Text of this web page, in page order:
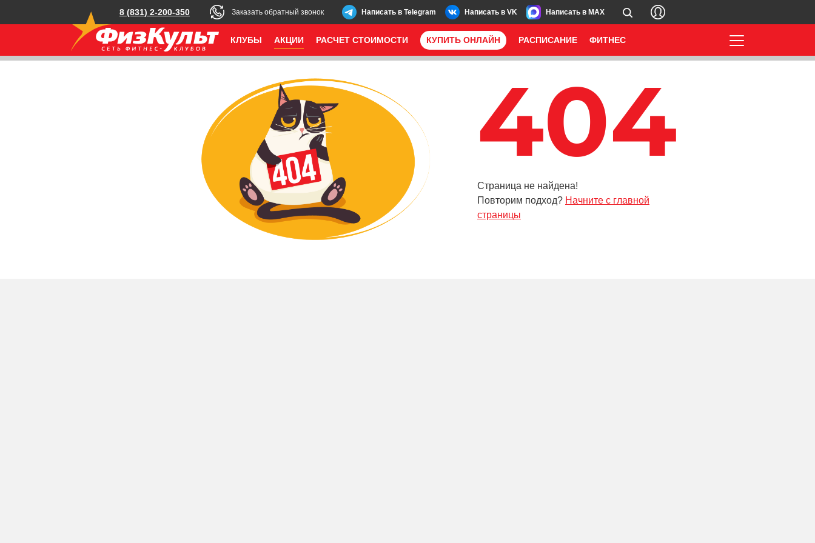
8 (831) 2-200-350 Заказать обратный звонок Написать в Telegram Написать в VK Написать в MAX
КЛУБЫ АКЦИИ РАСЧЕТ СТОИМОСТИ КУПИТЬ ОНЛАЙН РАСПИСАНИЕ ФИТНЕС
404
Страница не найдена!
Повторим подход? Начните с главной
страницы